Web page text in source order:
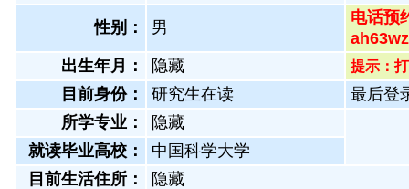
性别： 男
电话预
出生年月：
隐藏 提示：
目前身份： 研究生在读
最后登
所学专业：
隐藏
就读毕业高校：
中国科学大学
目前生活住所：
隐藏